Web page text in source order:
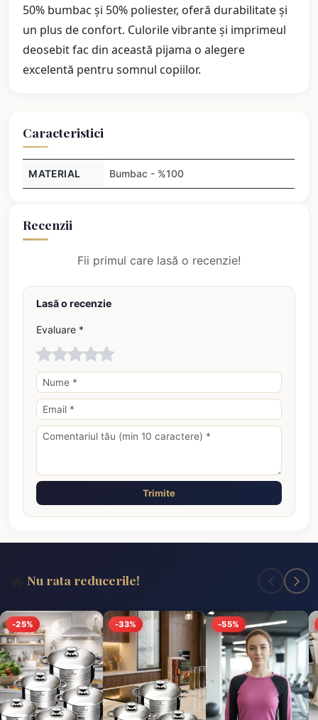
50% bumbac și 50% poliester, oferă durabilitate și
un plus de confort. Culorile vibrante și imprimeul
deosebit fac din această pijama o alegere
excelentă pentru somnul copiilor.
Caracteristici
MATERIAL Bumbac - %100
Recenzii
Fii primul care lasă o recenzie!
Lasă o recenzie
Evaluare *
Trimite
Nu rata reducerile!
-25% -33% -55%